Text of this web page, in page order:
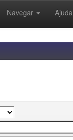
Navegar Ajuda